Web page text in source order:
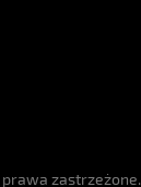
zastrzeżone.